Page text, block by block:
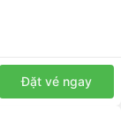
Đặt vé ngay